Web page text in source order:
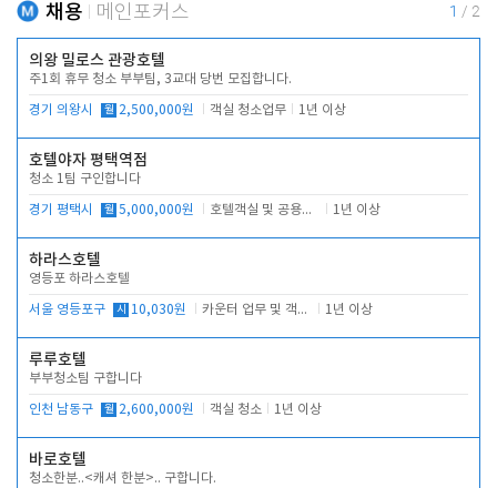
채용 메인포커스 1 / 2
의왕 밀로스 관광호텔
주1회 휴무 청소 부부팀, 3교대 당번 모집합니다.
경기 의왕시 월 2,500,000원 객실 청소업무 1년 이상
호텔야자 평택역점
청소 1팀 구인합니다
경기 평택시 월 5,000,000원 호텔객실 및 공용시설 청소 관리 1년 이상
하라스호텔
영등포 하라스호텔
서울 영등포구 시 10,030원 카운터 업무 및 객실관리(청소상태 확인, 객실판매) 1년 이상
루루호텔
부부청소팀 구합니다
인천 남동구 월 2,600,000원 객실 청소 1년 이상
바로호텔
청소한분..<캐셔 한분>.. 구합니다.